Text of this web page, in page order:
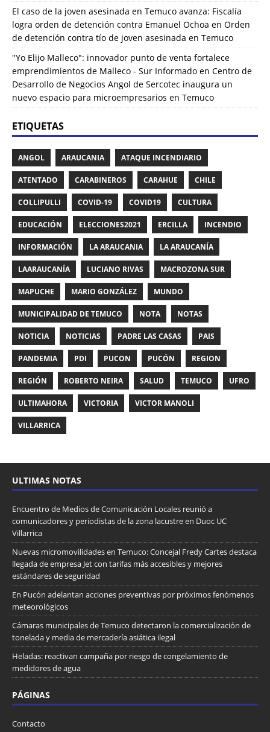
El caso de la joven asesinada en Temuco avanza: Fiscalía
logra orden de detención contra Emanuel Ochoa en Orden
de detención contra tío de joven asesinada en Temuco
"Yo Elijo Malleco": innovador punto de venta fortalece
emprendimientos de Malleco - Sur Informado en Centro de
Desarrollo de Negocios Angol de Sercotec inaugura un
nuevo espacio para microempresarios en Temuco
ETIQUETAS
ANGOL ARAUCANIA ATAQUE INCENDIARIO
ATENTADO CARABINEROS CARAHUE CHILE
COLLIPULLI COVID-19 COVID19 CULTURA
EDUCACIÓN ELECCIONES2021 ERCILLA INCENDIO
INFORMACIÓN LA ARAUCANIA LA ARAUCANÍA
LAARAUCANÍA LUCIANO RIVAS MACROZONA SUR
MAPUCHE MARIO GONZÁLEZ MUNDO
MUNICIPALIDAD DE TEMUCO NOTA NOTAS
NOTICIA NOTICIAS PADRE LAS CASAS PAIS
PANDEMIA PDI PUCON PUCÓN REGION
REGIÓN ROBERTO NEIRA SALUD TEMUCO UFRO
ULTIMAHORA VICTORIA VICTOR MANOLI
VILLARRICA
ULTIMAS NOTAS
Encuentro de Medios de Comunicación Locales reunió a
comunicadores y periodistas de la zona lacustre en Duoc UC
Villarrica
Nuevas micromovilidades en Temuco: Concejal Fredy Cartes destaca
llegada de empresa Jet con tarifas más accesibles y mejores
estándares de seguridad
En Pucón adelantan acciones preventivas por próximos fenómenos
meteorológicos
Cámaras municipales de Temuco detectaron la comercialización de
tonelada y media de mercadería asiática ilegal
Heladas: reactivan campaña por riesgo de congelamiento de
medidores de agua
PÁGINAS
Contacto